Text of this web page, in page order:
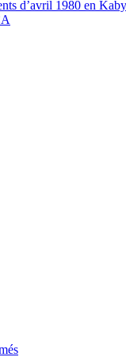
d’avril 1980 en